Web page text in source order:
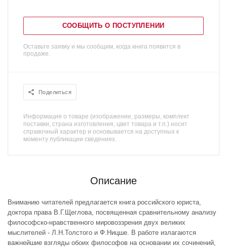
СООБЩИТЬ О ПОСТУПЛЕНИИ
Оставьте заявку и мы сообщим, когда книга появится в
продаже.
Поделиться
Информация о товаре (изображение, размеры, комплект
поставки, страна изготовления, цвет товара и т.п.) носит
справочный характер и основывается на доступных к
моменту публикации сведениях.
Описание
Вниманию читателей предлагается книга российского юриста,
доктора права В.Г.Щеглова, посвященная сравнительному анализу
философско-нравственного мировоззрения двух великих
мыслителей - Л.Н.Толстого и Ф.Ницше. В работе излагаются
важнейшие взгляды обоих философов на основании их сочинений,